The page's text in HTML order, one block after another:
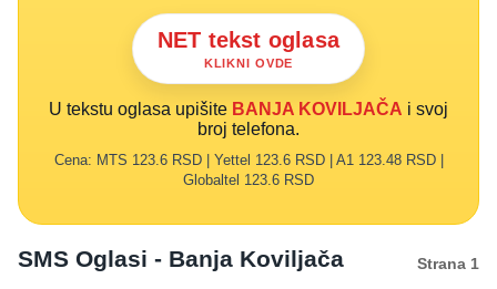
NET tekst oglasa
KLIKNI OVDE
U tekstu oglasa upišite BANJA KOVILJAČA i svoj
broj telefona.
Cena: MTS 123.6 RSD | Yettel 123.6 RSD | A1 123.48 RSD |
Globaltel 123.6 RSD
SMS Oglasi - Banja Koviljača
Strana 1